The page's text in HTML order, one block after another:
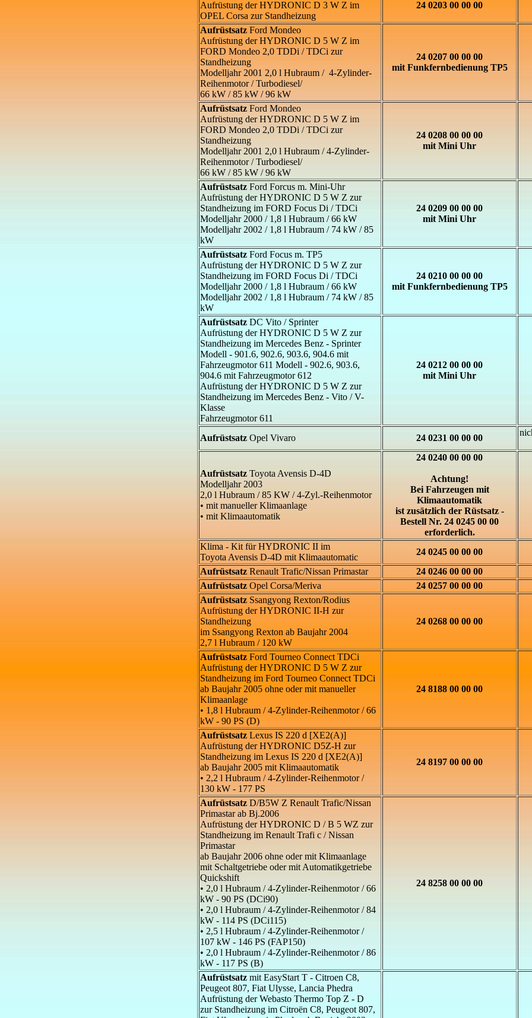
Aufrüstung der HYDRONIC D 3 W Z im
OPEL Corsa zur Standheizung
24 0203 00 00 00
Aufrüstsatz Ford Mondeo
Aufrüstung der HYDRONIC D 5 W Z im
FORD Mondeo 2,0 TDDi / TDCi zur
Standheizung
Modelljahr 2001 2,0 l Hubraum / 4-Zylinder-
Reihenmotor / Turbodiesel/
66 kW / 85 kW / 96 kW
24 0207 00 00 00
mit Funkfernbedienung TP5
Aufrüstsatz Ford Mondeo
Aufrüstung der HYDRONIC D 5 W Z im
FORD Mondeo 2,0 TDDi / TDCi zur
Standheizung
Modelljahr 2001 2,0 l Hubraum / 4-Zylinder-
Reihenmotor / Turbodiesel/
66 kW / 85 kW / 96 kW
24 0208 00 00 00
mit Mini Uhr
Aufrüstsatz Ford Forcus m. Mini-Uhr
Aufrüstung der HYDRONIC D 5 W Z zur
Standheizung im FORD Focus Di / TDCi
Modelljahr 2000 / 1,8 l Hubraum / 66 kW
Modelljahr 2002 / 1,8 l Hubraum / 74 kW / 85
kW
24 0209 00 00 00
mit Mini Uhr
Aufrüstsatz Ford Focus m. TP5
Aufrüstung der HYDRONIC D 5 W Z zur
Standheizung im FORD Focus Di / TDCi
Modelljahr 2000 / 1,8 l Hubraum / 66 kW
Modelljahr 2002 / 1,8 l Hubraum / 74 kW / 85
kW
24 0210 00 00 00
mit Funkfernbedienung TP5
Aufrüstsatz DC Vito / Sprinter
Aufrüstung der HYDRONIC D 5 W Z zur
Standheizung im Mercedes Benz - Sprinter
Modell - 901.6, 902.6, 903.6, 904.6 mit
Fahrzeugmotor 611 Modell - 902.6, 903.6,
904.6 mit Fahrzeugmotor 612
Aufrüstung der HYDRONIC D 5 W Z zur
Standheizung im Mercedes Benz - Vito / V-
Klasse
Fahrzeugmotor 611
24 0212 00 00 00
mit Mini Uhr
Aufrüstsatz Opel Vivaro 24 0231 00 00 00
Aufrüstsatz Toyota Avensis D-4D
Modelljahr 2003
2,0 l Hubraum / 85 KW / 4-Zyl.-Reihenmotor
• mit manueller Klimaanlage
• mit Klimaautomatik
24 0240 00 00 00
Achtung!
Bei Fahrzeugen mit
Klimaautomatik
ist zusätzlich der Rüstsatz -
Bestell Nr. 24 0245 00 00
erforderlich.
Klima - Kit für HYDRONIC II im
Toyota Avensis D-4D mit Klimaautomatic
24 0245 00 00 00
Aufrüstsatz Renault Trafic/Nissan Primastar
24 0246 00 00 00
Aufrüstsatz Opel Corsa/Meriva
24 0257 00 00 00
Aufrüstsatz Ssangyong Rexton/Rodius
Aufrüstung der HYDRONIC II-H zur
Standheizung
im Ssangyong Rexton ab Baujahr 2004
2,7 l Hubraum / 120 kW
24 0268 00 00 00
Aufrüstsatz Ford Tourneo Connect TDCi
Aufrüstung der HYDRONIC D 5 W Z zur
Standheizung im Ford Tourneo Connect TDCi
ab Baujahr 2005 ohne oder mit manueller
Klimaanlage
• 1,8 l Hubraum / 4-Zylinder-Reihenmotor / 66
kW - 90 PS (D)
24 8188 00 00 00
Aufrüstsatz Lexus IS 220 d [XE2(A)]
Aufrüstung der HYDRONIC D5Z-H zur
Standheizung im Lexus IS 220 d [XE2(A)]
ab Baujahr 2005 mit Klimaautomatik
• 2,2 l Hubraum / 4-Zylinder-Reihenmotor /
130 kW - 177 PS
24 8197 00 00 00
Aufrüstsatz D/B5W Z Renault Trafic/Nissan
Primastar ab Bj.2006
Aufrüstung der HYDRONIC D / B 5 WZ zur
Standheizung im Renault Trafi c / Nissan
Primastar
ab Baujahr 2006 ohne oder mit Klimaanlage
mit Schaltgetriebe oder mit Automatikgetriebe
Quickshift
• 2,0 l Hubraum / 4-Zylinder-Reihenmotor / 66
kW - 90 PS (DCi90)
• 2,0 l Hubraum / 4-Zylinder-Reihenmotor / 84
kW - 114 PS (DCi115)
• 2,5 l Hubraum / 4-Zylinder-Reihenmotor /
107 kW - 146 PS (FAP150)
• 2,0 l Hubraum / 4-Zylinder-Reihenmotor / 86
kW - 117 PS (B)
24 8258 00 00 00
Aufrüstsatz mit EasyStart T - Citroen C8,
Peugeot 807, Fiat Ulysse, Lancia Phedra
Aufrüstung der Webasto Thermo Top Z - D
zur Standheizung im Citroën C8, Peugeot 807,